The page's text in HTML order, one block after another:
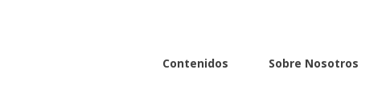
Contenidos Sobre Nosotros